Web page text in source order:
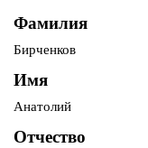
Фамилия
Бирченков
Имя
Анатолий
Отчество